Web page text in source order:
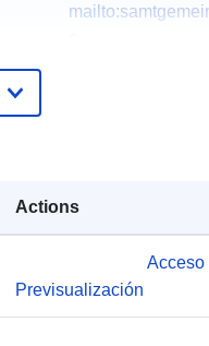
Actions
Acceso
Previsualización
Añadido a
February 2026
Actualizado en
April 2026